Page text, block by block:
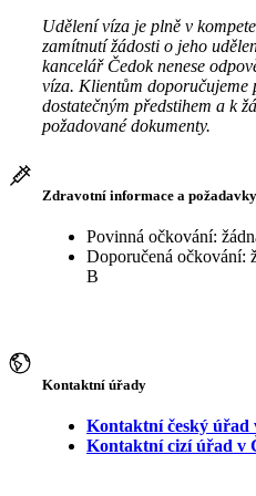
Udělení víza je plně v
zamítnutí žádosti o jeho
kancelář Čedok nenese
víza. Klientům doporučujeme
dostatečným předstihem a k
požadované dokumenty.
Zdravotní informace a požadavky
Povinná očkování:
Doporučená očkování:
B
Kontaktní úřady
Kontaktní český úřad
Kontaktní cizí úřad v